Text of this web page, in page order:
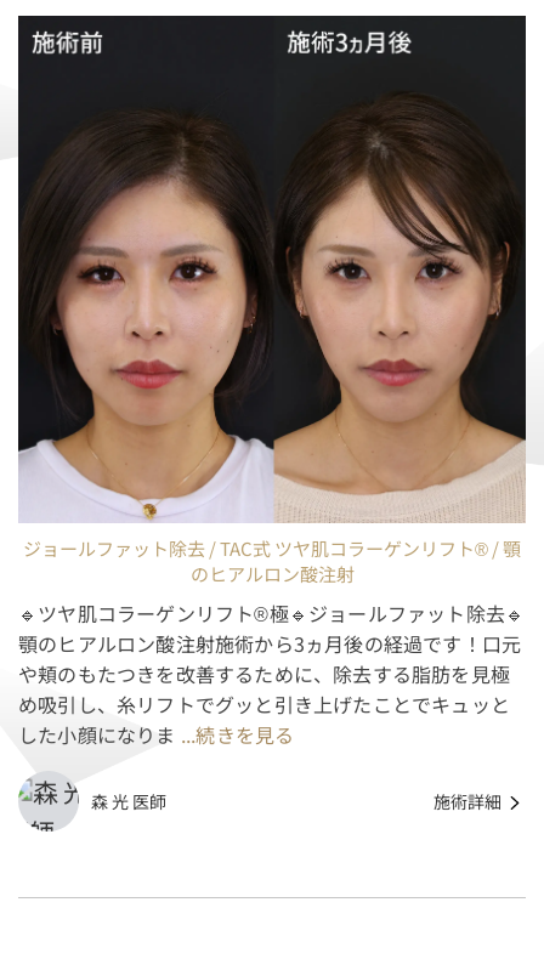
ジョールファット除去 / TAC式 ツヤ肌コラーゲンリフト® / 顎
のヒアルロン酸注射
🔹ツヤ肌コラーゲンリフト®極🔹ジョールファット除去🔹
顎のヒアルロン酸注射施術から3ヵ月後の経過です！口元
や頬のもたつきを改善するために、除去する脂肪を見極
め吸引し、糸リフトでグッと引き上げたことでキュッと
した小顔になりま ...続きを見る
森 光 医師 施術詳細